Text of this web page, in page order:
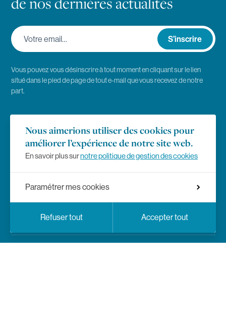
Réseaux sociaux
FacebookInstagram
LinkedIn
Choix de langue
Fr En
Votre email…
S’inscrire
Vous pouvez vous désinscrire à tout moment en cliquant sur le lien
situé dans le pied de page de tout e-mail que vous recevez de notre
part.
Presse
Règlement des études
Politique de vie privée
Nous aimerions utiliser des cookies pour
améliorer l’expérience de notre site web.
En savoir plus surnotre politique de gestion des cookies
Paramétrer mes cookies
Refuser tout Accepter tout